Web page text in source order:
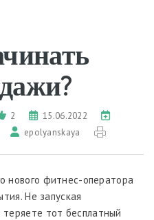
2
15.06.2022
epolyanskaya
нового фитнес-оператора
Не запуская
теряете тот бесплатный